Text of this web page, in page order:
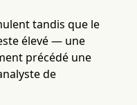
tandis que le
élevé — une
précédé une
de